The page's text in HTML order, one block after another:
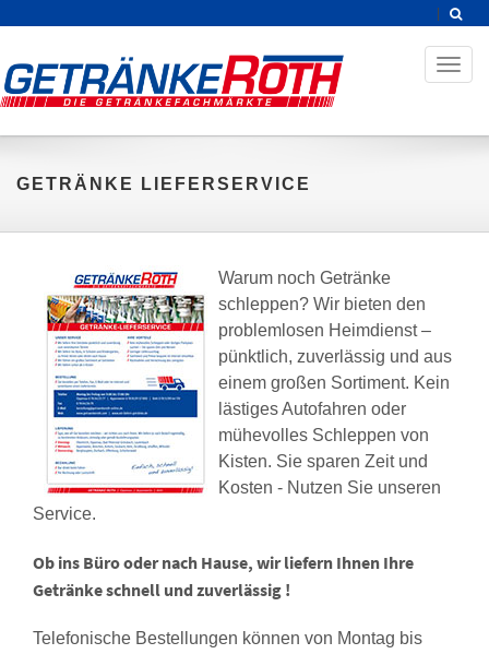
GETRÄNKE LIEFERSERVICE
Warum noch Getränke
schleppen? Wir bieten den
problemlosen Heimdienst –
pünktlich, zuverlässig und aus
einem großen Sortiment. Kein
lästiges Autofahren oder
mühevolles Schleppen von
Kisten. Sie sparen Zeit und
Kosten - Nutzen Sie unseren
Service.
Ob ins Büro oder nach Hause, wir liefern Ihnen Ihre
Getränke schnell und zuverlässig !
Telefonische Bestellungen können von Montag bis